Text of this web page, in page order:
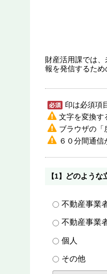
財産活用課では
報を発信するため
印は必須項
文字を変換す
ブラウザの「
６０分間通
【1】 どのような
不動産事業
不動産事業
個人
その他